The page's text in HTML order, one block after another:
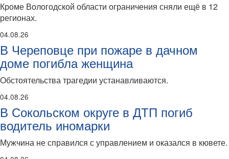
Кроме Вологодской области ограничения сняли ещё в 12
регионах.
04.08.26
В Череповце при пожаре в дачном
доме погибла женщина
Обстоятельства трагедии устанавливаются.
04.08.26
В Сокольском округе в ДТП погиб
водитель иномарки
Мужчина не справился с управлением и оказался в кювете.